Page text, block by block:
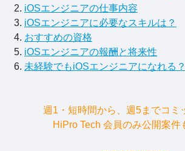
iOSエンジニアの仕事内容
iOSエンジニアに必要なスキルは？
おすすめの資格
iOSエンジニアの報酬と将来性
未経験でもiOSエンジニアになれる？
週1・短時間から、週5までコミ
HiPro Tech 会員のみ公開案件